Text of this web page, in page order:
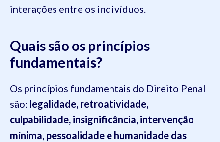
interações entre os indivíduos.
Quais são os princípios
fundamentais?
Os princípios fundamentais do Direito Penal
são: legalidade, retroatividade,
culpabilidade, insignificância, intervenção
mínima, pessoalidade e humanidade das